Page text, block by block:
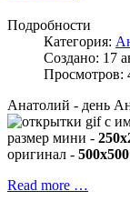
Подробности
Категория:
Создано: 17
Просмотров:
Анатолий - день
размер мини -
оригинал - 500x500
Read more …